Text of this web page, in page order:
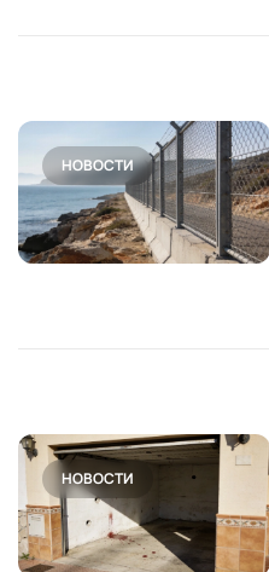
НОВОСТИ
НОВОСТИ